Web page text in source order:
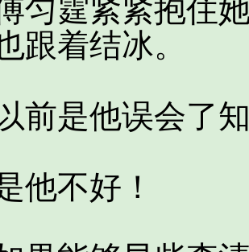
霆紧紧抱住她
跟着结冰。
是他误会了
不好！